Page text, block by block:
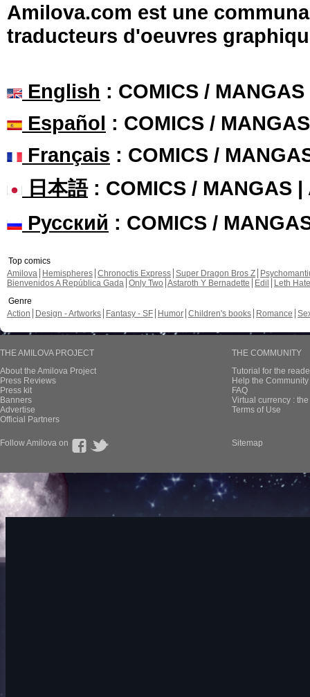
Amilova.com est une
traducteurs d'oeuvres
English : COMICS /
Español : COMICS /
Français : COMICS /
日本語: COMICS / MANGAS |
Русский : COMICS /
Top comics
Amilova
Hemispheres Chronoctis Express Super Dragon Bros Z
Bienvenidos A República Gada Only Two Astaroth Y Bernadette Edil
Leth Hate
Genre
Action
Design - Artworks Fantasy - SF Humor Children's books Romance
THE AMILOVA PROJECT
About the Amilova Project
Press Reviews
Press kit
Banners
Advertise
Official Partners
THE COMMUNITY
Tutorial for the
Help the
FAQ
Virtual currency :
Terms of Use
Follow Amilova on Sitemap